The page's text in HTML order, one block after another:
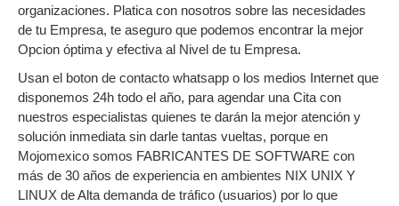
organizaciones. Platica con nosotros sobre las necesidades
de tu Empresa, te aseguro que podemos encontrar la mejor
Opcion óptima y efectiva al Nivel de tu Empresa.
Usan el boton de contacto whatsapp o los medios Internet que
disponemos 24h todo el año, para agendar una Cita con
nuestros especialistas quienes te darán la mejor atención y
solución inmediata sin darle tantas vueltas, porque en
Mojomexico somos FABRICANTES DE SOFTWARE con
más de 30 años de experiencia en ambientes NIX UNIX Y
LINUX de Alta demanda de tráfico (usuarios) por lo que